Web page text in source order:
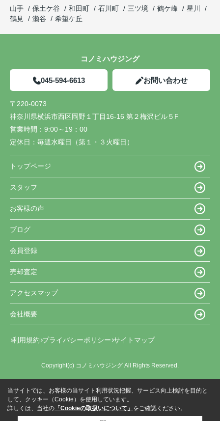
山手
保土ケ谷 和田町 石川町 三ツ境 鶴ケ峰
星川
鶴見
瀬谷 希望ケ丘
コノミハウジング
045-594-6613 お問い合わせ
〒220-0073
神奈川県横浜市西区岡野１丁目16-16 第２梅沢ビル５F
営業時間： 9:00～19：00
定休日： 毎週水曜日（第１・３火曜日）
トップページ
スタッフ
お客様の声
ブログ
会員登録
売却査定
アクセスマップ
会社概要
利用規約 プライバシーポリシー サイトマップ
Copyright(c) コノミハウジング All Rights Reserved.
当サイトでは、お客様の当サイト利用状況把握、サービス向上検討を目的と
して、クッキー（Cookie）を使用しています。
詳しくは、当社の 「Cookieの取扱いについて」 をご確認ください。